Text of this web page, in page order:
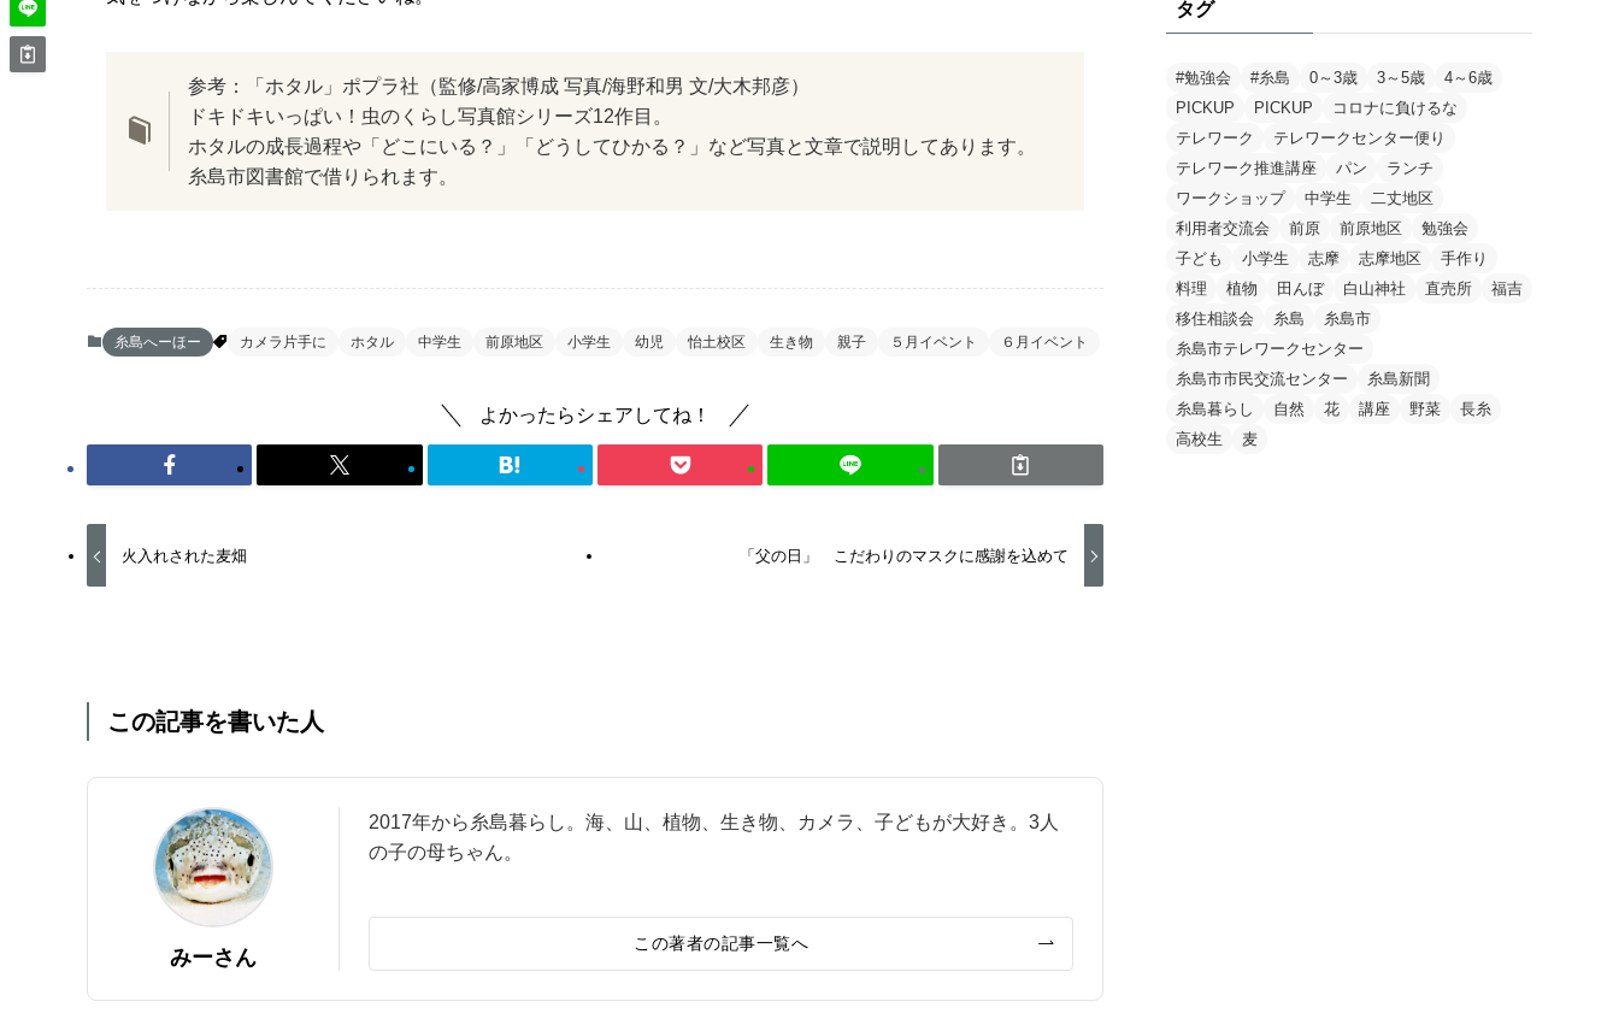
参考：「ホタル」ポプラ社（監修/高家博成 写真/海野和男 文/大木邦彦）
ドキドキいっぱい！虫のくらし写真館シリーズ12作目。
ホタルの成長過程や「どこにいる？」「どうしてひかる？」など写真と文章で説明してあります。
糸島市図書館で借りられます。
糸島へーほー カメラ片手に ホタル 中学生 前原地区 小学生 幼児 怡土校区 生き物 親子 ５月イベント ６月イベント
よかったらシェアしてね！
火入れされた麦畑 「父の日」 こだわりのマスクに感謝を込めて
この記事を書いた人
みーさん
2017年から糸島暮らし。海、山、植物、生き物、カメラ、子どもが大好き。3人
の子の母ちゃん。
この著者の記事一覧へ
タグ
#勉強会 #糸島 0～3歳 3～5歳
4～6歳
PICKUP
PICKUP
コロナに負けるな
テレワーク
テレワークセンター便り
テレワーク推進講座
パン
ランチ
ワークショップ
中学生
二丈地区
利用者交流会
前原 前原地区
勉強会
子ども
小学生 志摩 志摩地区
手作り
料理
植物 田んぼ 白山神社 直売所
福吉
移住相談会
糸島
糸島市
糸島市テレワークセンター
糸島市市民交流センター
糸島新聞
糸島暮らし
自然 花 講座 野菜
長糸
高校生
麦